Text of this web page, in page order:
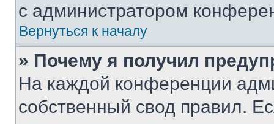
с администратором
Вернуться к началу
» Почему я получил
На каждой конференции
собственный свод правил.